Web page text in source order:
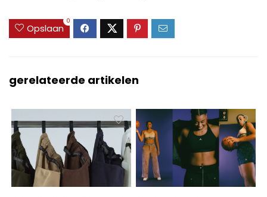
Opslaan
0
gerelateerde artikelen